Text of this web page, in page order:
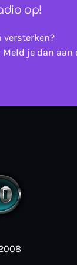
op!
versterken?
je dan aan